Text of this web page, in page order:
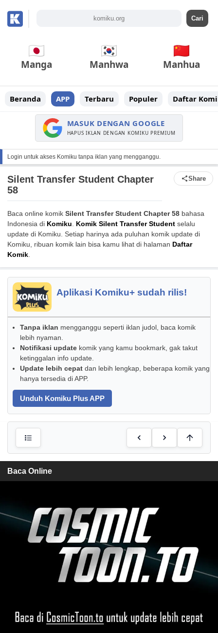
Manga Manhwa Manhua
Beranda APP Terbaru Populer Daftar
MASUK DENGAN GOOGLE
HAPUS IKLAN DENGAN KOMIKU PREMIUM
Login untuk akses Komiku tanpa iklan yang mengganggu.
Silent Transfer Student Chapter
58
Share
Baca online komik Silent Transfer Student Chapter 58 bahasa
Indonesia di Komiku. Komik Silent Transfer Student selalu
update di Komiku. Setiap harinya ada puluhan komik update di
Komiku, ribuan komik lain bisa kamu lihat di halaman Daftar
Komik.
Aplikasi Komiku+ sudah rilis!
Tanpa iklan mengganggu seperti iklan judol, baca komik
lebih nyaman.
Notifikasi update komik yang kamu bookmark, gak takut
ketinggalan info update.
Update lebih cepat dan lebih lengkap, beberapa komik yang
hanya tersedia di APP.
Unduh Komiku Plus APP
Baca Online